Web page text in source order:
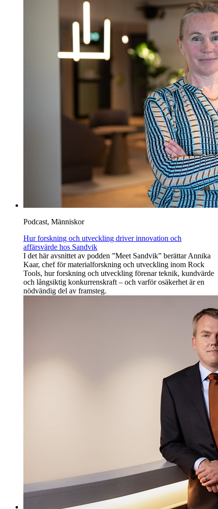
Podcast, Människor
Hur forskning och utveckling driver innovation och
affärsvärde hos Sandvik
I det här avsnittet av podden ”Meet Sandvik” berättar Annika
Kaar, chef för materialforskning och utveckling inom Rock
Tools, hur forskning och utveckling förenar teknik, kundvärde
och långsiktig konkurrenskraft – och varför osäkerhet är en
nödvändig del av framsteg.